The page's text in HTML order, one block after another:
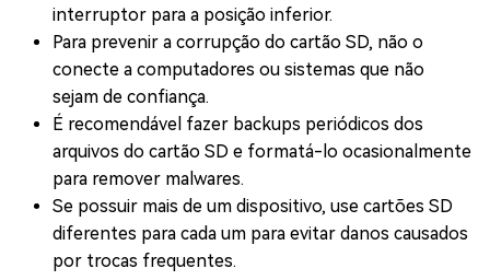
interruptor para a posição inferior.
Para prevenir a corrupção do cartão SD, não o
conecte a computadores ou sistemas que não
sejam de confiança.
É recomendável fazer backups periódicos dos
arquivos do cartão SD e formatá-lo ocasionalmente
para remover malwares.
Se possuir mais de um dispositivo, use cartões SD
diferentes para cada um para evitar danos causados
por trocas frequentes.